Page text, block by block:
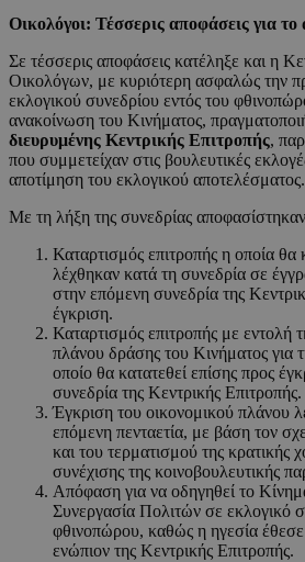
Οικολόγοι: Τέσσερις αποφάσεις για το
Σε τέσσερις αποφάσεις κατέληξε και η
Οικολόγων, με κυριότερη ασφαλώς την
εκλογικού συνεδρίου εντός του
ανακοίνωση του Κινήματος,
διευρυμένης Κεντρικής Επιτροπής,
που συμμετείχαν στις βουλευτικές
αποτίμηση του εκλογικού αποτελέσματος.
Με τη λήξη της συνεδρίας
Καταρτισμός επιτροπής η οποία θα
λέχθηκαν κατά τη συνεδρία σε
στην επόμενη συνεδρία της
έγκριση.
Καταρτισμός επιτροπής με εντολή
πλάνου δράσης του Κινήματος για
οποίο θα κατατεθεί επίσης προς
συνεδρία της Κεντρικής Επιτροπής.
Έγκριση του οικονομικού πλάνου
επόμενη πενταετία, με βάση τον
και του τερματισμού της κρατικής
συνέχισης της κοινοβουλευτικής
Απόφαση για να οδηγηθεί το
Συνεργασία Πολιτών σε εκλογικό
φθινοπώρου, καθώς η ηγεσία έθεσε
ενώπιον της Κεντρικής Επιτροπής.